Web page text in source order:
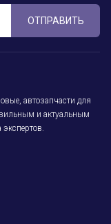
ОТПРАВИТЬ
автозапчасти для
и актуальным